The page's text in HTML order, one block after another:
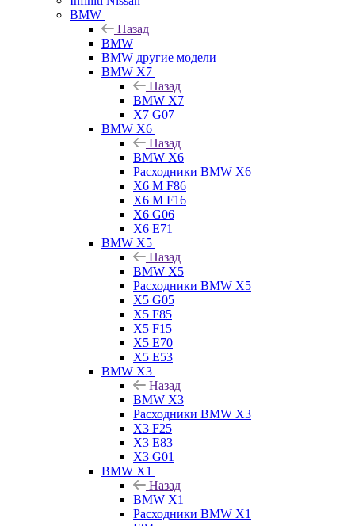
BMW
Назад
BMW
BMW другие модели
BMW X7
Назад
BMW X7
X7 G07
BMW X6
Назад
BMW X6
Расходники BMW X6
X6 M F86
X6 M F16
X6 G06
X6 E71
BMW X5
Назад
BMW X5
Расходники BMW X5
X5 G05
X5 F85
X5 F15
X5 E70
X5 E53
BMW X3
Назад
BMW X3
Расходники BMW X3
X3 F25
X3 E83
X3 G01
BMW X1
Назад
BMW X1
Расходники BMW X1